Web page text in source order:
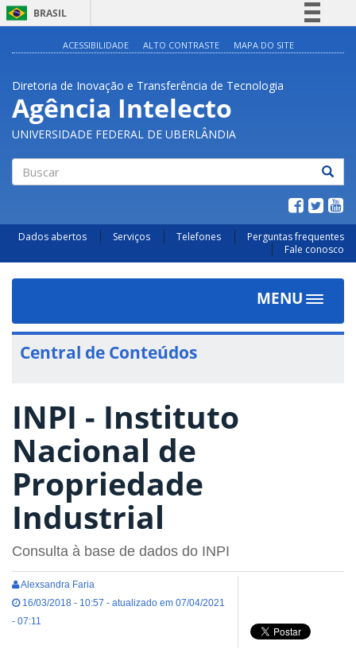
BRASIL
Participe
Acesso à informação
Legislação
Canais
ACESSIBILIDADE ALTO CONTRASTE MAPA DO SITE
Diretoria de Inovação e Transferência de Tecnologia
Agência Intelecto
UNIVERSIDADE FEDERAL DE UBERLÂNDIA
Dados abertos Serviços Telefones
Perguntas frequentes
Fale conosco
MENU
Toggle
Central de Conteúdos
INPI - Instituto
Nacional de
Propriedade
Industrial
Consulta à base de dados do INPI
Alexsandra Faria
16/03/2018 - 10:57 - atualizado em 07/04/2021
- 07:11